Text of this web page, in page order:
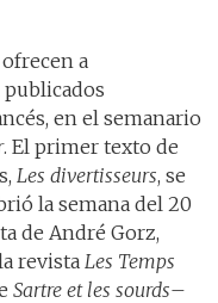
a
en el semanario
. El primer texto de
Les divertisseurs, se
la semana del 20
de André Gorz,
revista Les Temps
Sartre et les sourds–